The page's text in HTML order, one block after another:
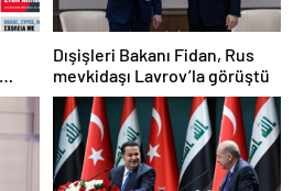
Dışişleri Bakanı Fidan, Rus
mevkidaşı Lavrov’la görüştü